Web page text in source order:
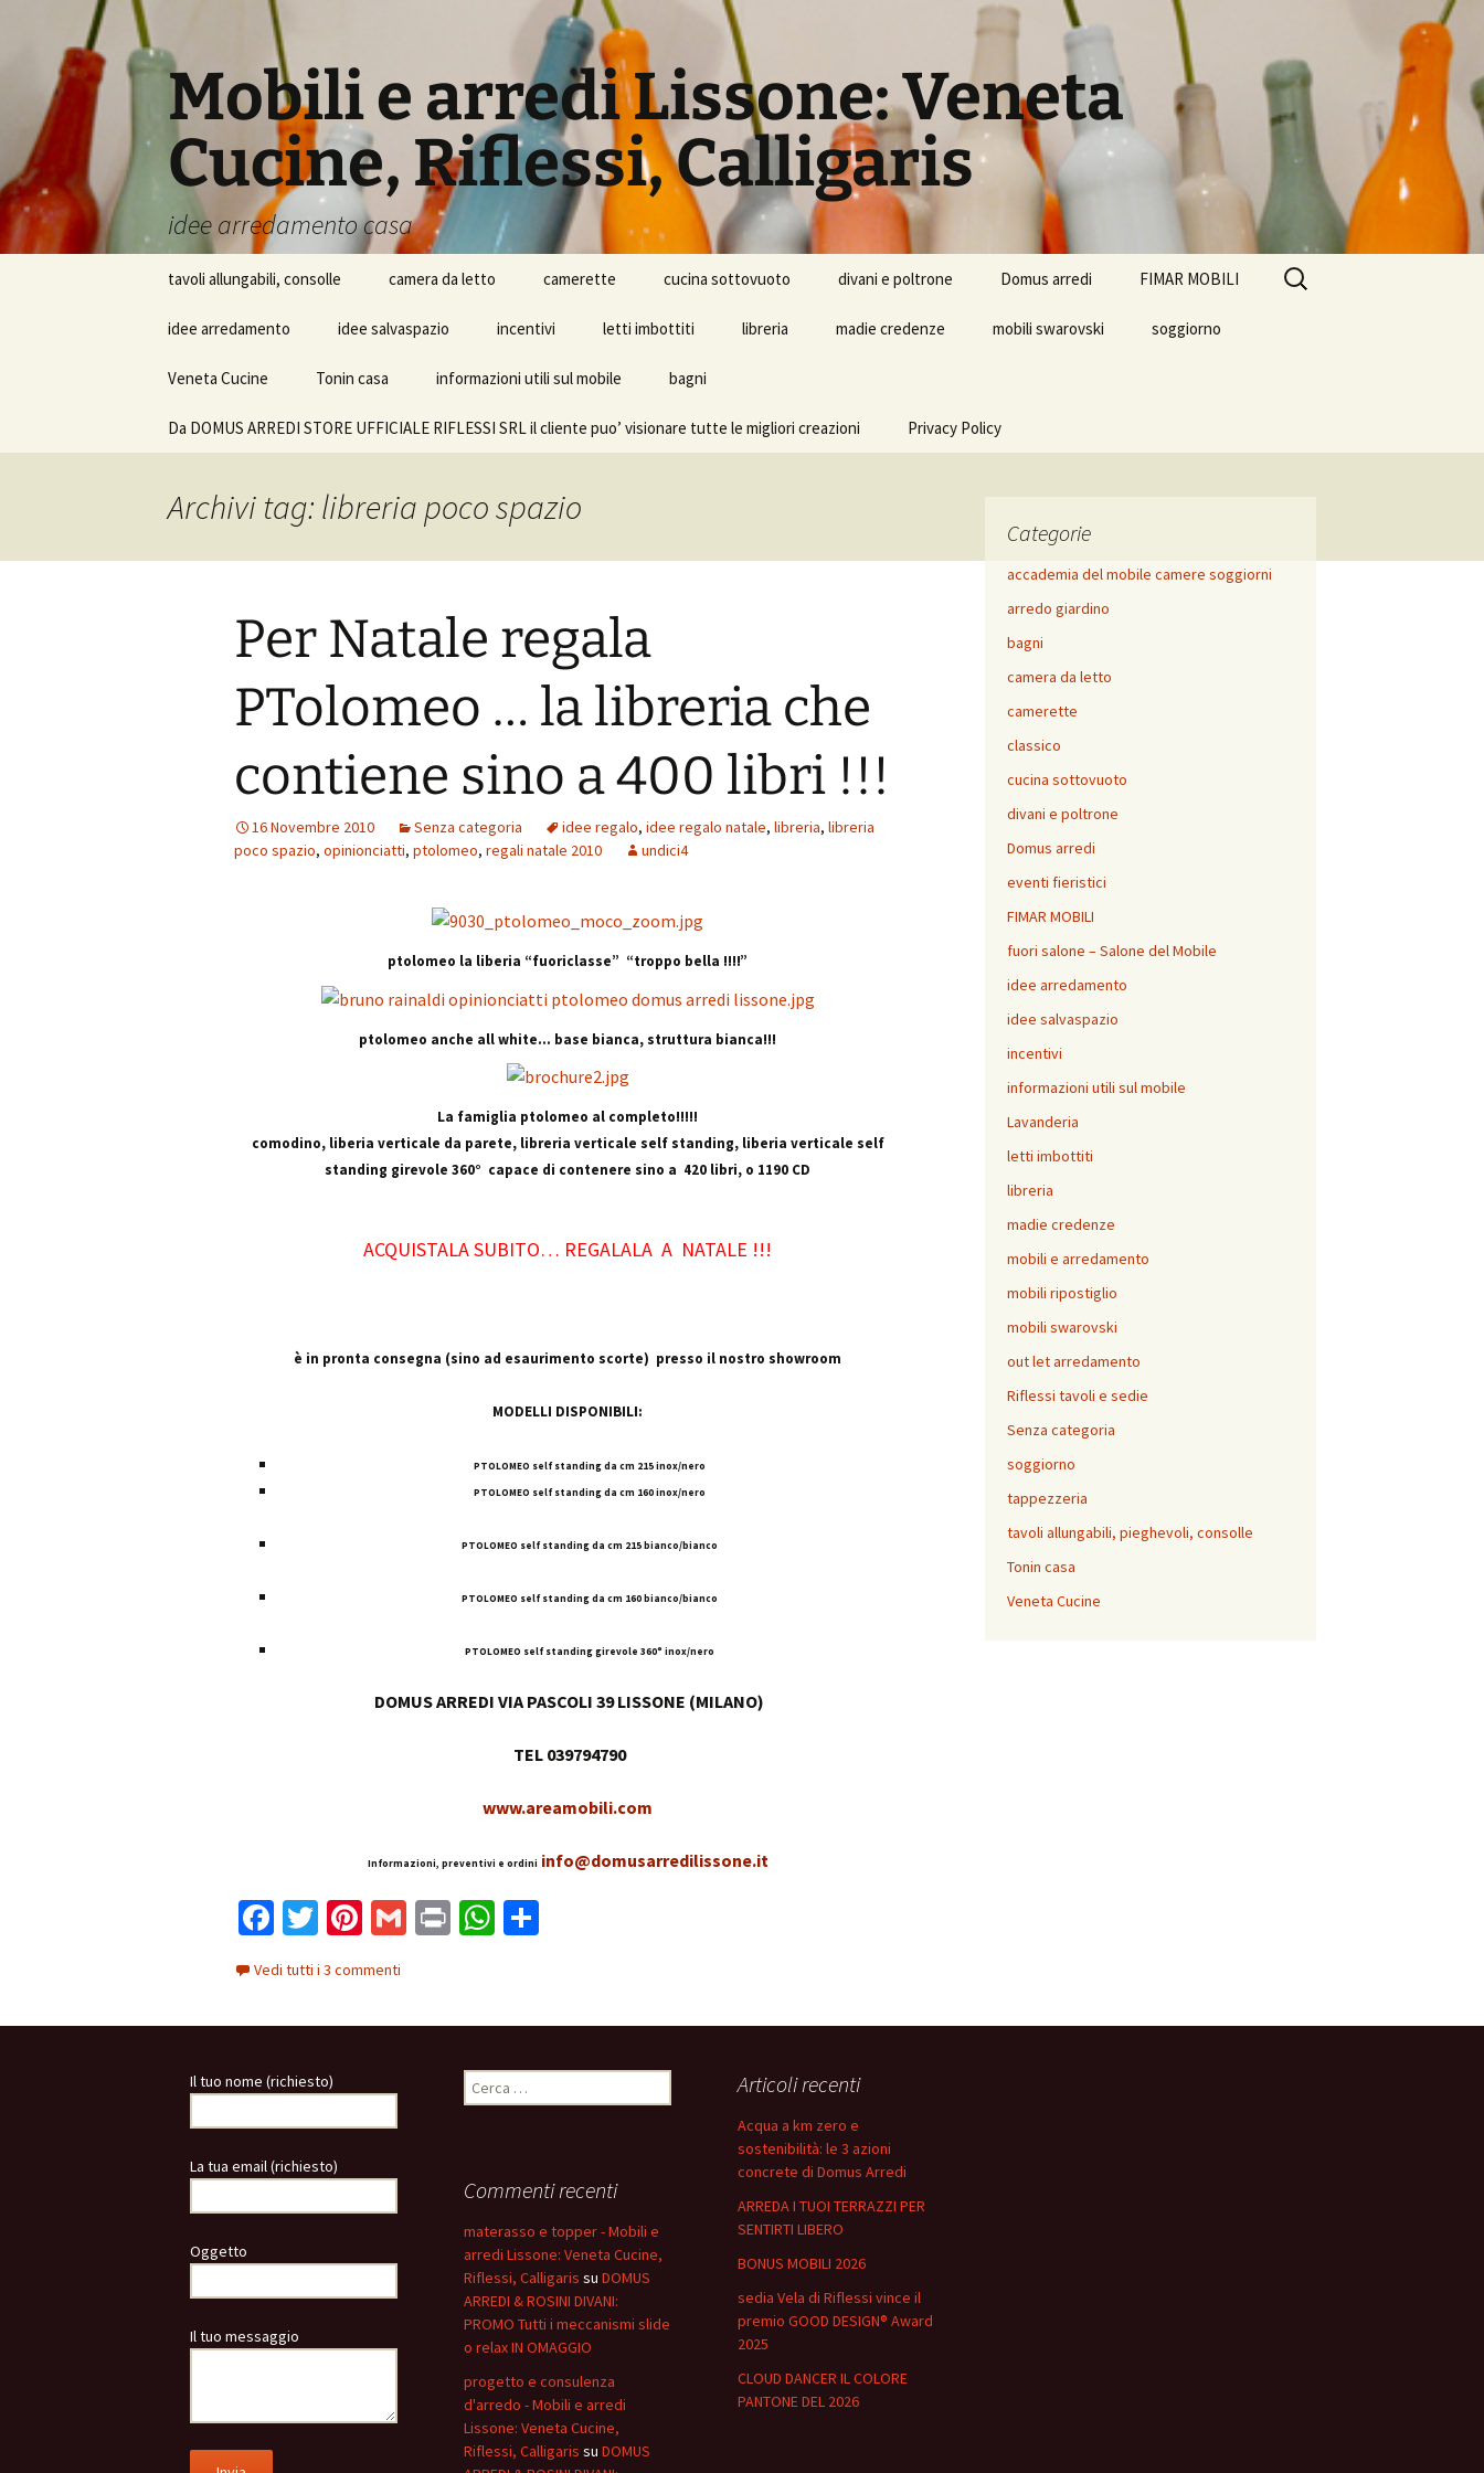
contenuto
Mobili e arredi Lissone: Veneta
Cucine, Riflessi, Calligaris
idee arredamento casa
tavoli allungabili, consolle camera da letto camerette cucina sottovuoto divani e poltrone Domus arredi FIMAR MOBILI
idee arredamento idee salvaspazio incentivi letti imbottiti libreria madie credenze mobili swarovski soggiorno
Veneta Cucine Tonin casa informazioni utili sul mobile bagni
Da DOMUS ARREDI STORE UFFICIALE RIFLESSI SRL il cliente puo’ visionare tutte le migliori creazioni Privacy Policy
Ricerca
per:
Archivi tag: libreria poco spazio
Per Natale regala
PTolomeo … la libreria che
contiene sino a 400 libri !!!
16 Novembre 2010 Senza categoria idee regalo, idee regalo natale, libreria, libreria
poco spazio, opinionciatti, ptolomeo, regali natale 2010 undici4
ptolomeo la liberia “fuoriclasse” “troppo bella !!!!”
ptolomeo anche all white… base bianca, struttura bianca!!!
La famiglia ptolomeo al completo!!!!!
comodino, liberia verticale da parete, libreria verticale self standing, liberia verticale self
standing girevole 360° capace di contenere sino a 420 libri, o 1190 CD
ACQUISTALA SUBITO… REGALALA A NATALE !!!
è in pronta consegna (sino ad esaurimento scorte) presso il nostro showroom
MODELLI DISPONIBILI:
PTOLOMEO self standing da cm 215 inox/nero
PTOLOMEO self standing da cm 160 inox/nero
PTOLOMEO self standing da cm 215 bianco/bianco
PTOLOMEO self standing da cm 160 bianco/bianco
PTOLOMEO self standing girevole 360° inox/nero
DOMUS ARREDI VIA PASCOLI 39 LISSONE (MILANO)
TEL 039794790
www.areamobili.com
Informazioni, preventivi e ordini info@domusarredilissone.it
Fa
ce
b
o
k
T
wi
tt
er
Pi
er
es
G
l
Pr W
sA
p
p
di
vi
di
Vedi tutti i 3 commenti
Categorie
accademia del mobile camere soggiorni
arredo giardino
bagni
camera da letto
camerette
classico
cucina sottovuoto
divani e poltrone
Domus arredi
eventi fieristici
FIMAR MOBILI
fuori salone – Salone del Mobile
idee arredamento
idee salvaspazio
incentivi
informazioni utili sul mobile
Lavanderia
letti imbottiti
libreria
madie credenze
mobili e arredamento
mobili ripostiglio
mobili swarovski
out let arredamento
Riflessi tavoli e sedie
Senza categoria
soggiorno
tappezzeria
tavoli allungabili, pieghevoli, consolle
Tonin casa
Veneta Cucine
Il tuo nome (richiesto)
La tua email (richiesto)
Oggetto
Il tuo messaggio
Ricerca
per:
Articoli recenti
Acqua a km zero e
sostenibilità: le 3 azioni
concrete di Domus Arredi
ARREDA I TUOI TERRAZZI PER
SENTIRTI LIBERO
BONUS MOBILI 2026
sedia Vela di Riflessi vince il
premio GOOD DESIGN® Award
2025
CLOUD DANCER IL COLORE
PANTONE DEL 2026
Commenti recenti
materasso e topper - Mobili e
arredi Lissone: Veneta Cucine,
Riflessi, Calligaris su DOMUS
ARREDI & ROSINI DIVANI:
PROMO Tutti i meccanismi slide
o relax IN OMAGGIO
progetto e consulenza
d'arredo - Mobili e arredi
Lissone: Veneta Cucine,
Riflessi, Calligaris su DOMUS